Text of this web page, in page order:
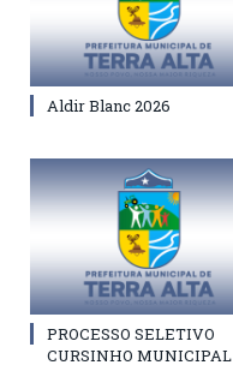
Aldir Blanc 2026
PROCESSO SELETIVO
CURSINHO MUNICIPAL